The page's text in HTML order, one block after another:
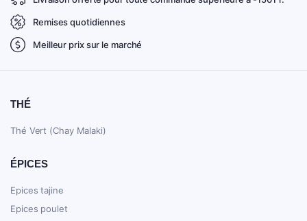
Remises quotidiennes
Meilleur prix sur le marché
THÉ
Thé Vert (Chay Malaki)
ÉPICES
Epices tajine
Epices poulet